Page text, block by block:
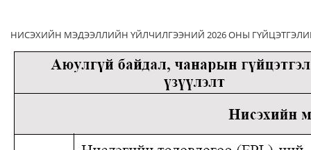
НИСЭХИЙН МЭДЭЭЛЛИЙН ҮЙЛЧИЛГЭЭНИЙ 2026 ОНЫ